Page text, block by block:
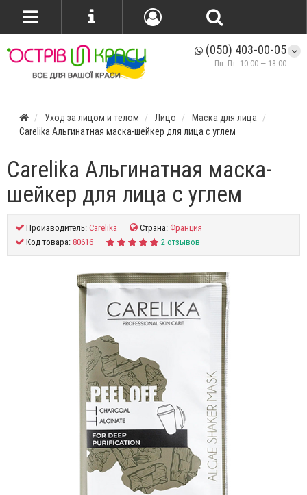
(050) 403-00-05
Пн.-Пт. 10:00 — 18:00
Уход за лицом и телом Лицо
Маска для лица
Carelika Альгинатная маска-шейкер для лица с углем
Carelika Альгинатная маска-
шейкер для лица с углем
Производитель:Carelika Страна: Франция
Код товара: 80616 2 отзывов